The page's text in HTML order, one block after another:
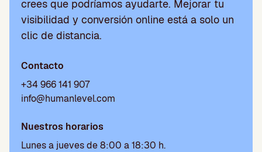
crees que podríamos ayudarte. Mejorar tu
visibilidad y conversión online está a solo un
clic de distancia.
Contacto
+34 966 141 907
info@humanlevel.com
Nuestros horarios
Lunes a jueves de 8:00 a 18:30 h.